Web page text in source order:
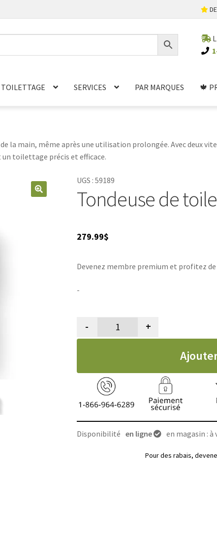
TOILETTAGE SERVICES PAR MARQUES 🍁
la main, même après une utilisation prolongée. Avec deux
toilettage précis et efficace.
UGS : 59189
Tondeuse de
279.99$
Devenez membre premium et profitez de
-
quantité de Tondeuse de
- +
Disponibilité en ligne en magasin : à
Pour des rabais,